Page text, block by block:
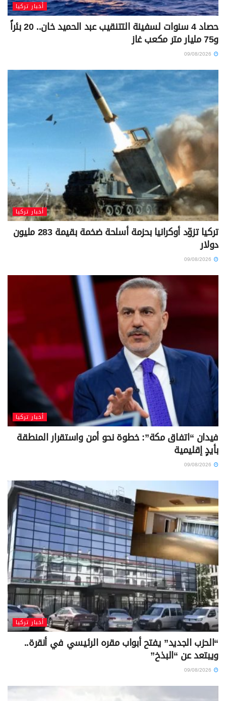
أخبار تركيا
حصاد 4 سنوات لسفينة التتنقيب عبد الحميد خان.. 20 بئراً
و75 مليار متر مكعب غاز
أخبار تركيا
تركيا تزوّد أوكرانيا بحزمة أسلحة ضخمة بقيمة 283 مليون
دولار
أخبار تركيا
فيدان “اتفاق مكة”: خطوة نحو أمن واستقرار المنطقة
بأيدٍ إقليمية
أخبار تركيا
“الحزب الجديد” يفتح أبواب مقره الرئيسي في أنقرة..
ويبتعد عن “البذخ”